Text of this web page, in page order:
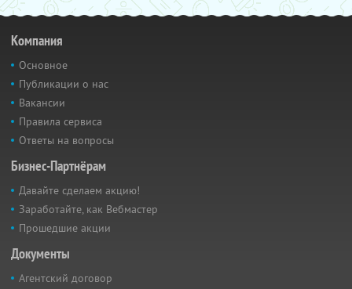
Компания
Основное
Публикации о нас
Вакансии
Правила сервиса
Ответы на вопросы
Бизнес-Партнёрам
Давайте сделаем акцию!
Заработайте, как Вебмастер
Прошедшие акции
Документы
Агентский договор